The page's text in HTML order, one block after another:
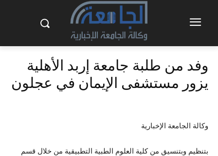
وفد من طلبة جامعة إربد الأهلية
يزور مستشفى الإيمان في عجلون
وكالة الجامعة الإخبارية
بتنظيم وبتنسيق من كلية العلوم الطبية التطبيقية من خلال قسم